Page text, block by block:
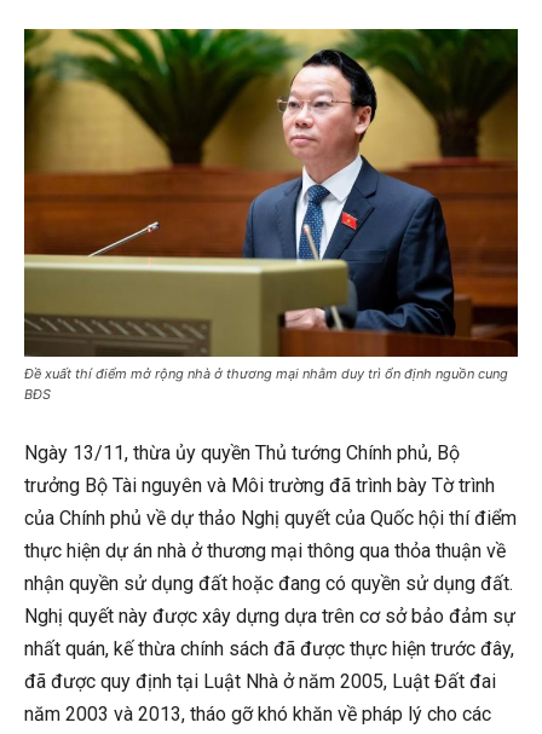
Đề xuất thí điểm mở rộng nhà ở thương mại nhằm duy trì ổn định nguồn cung
BĐS
Ngày 13/11, thừa ủy quyền Thủ tướng Chính phủ, Bộ
trưởng Bộ Tài nguyên và Môi trường đã trình bày Tờ trình
của Chính phủ về dự thảo Nghị quyết của Quốc hội thí điểm
thực hiện dự án nhà ở thương mại thông qua thỏa thuận về
nhận quyền sử dụng đất hoặc đang có quyền sử dụng đất.
Nghị quyết này được xây dựng dựa trên cơ sở bảo đảm sự
nhất quán, kế thừa chính sách đã được thực hiện trước đây,
đã được quy định tại Luật Nhà ở năm 2005, Luật Đất đai
năm 2003 và 2013, tháo gỡ khó khăn về pháp lý cho các